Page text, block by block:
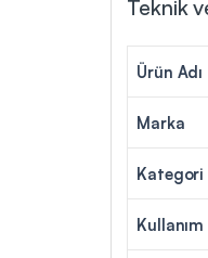
Teknik
Ürün Adı
Marka
Kategori
Kullanım